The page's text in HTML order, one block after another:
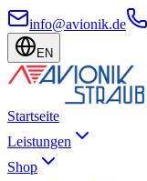
info@avionik.de
EN
Startseite
Leistungen
Shop